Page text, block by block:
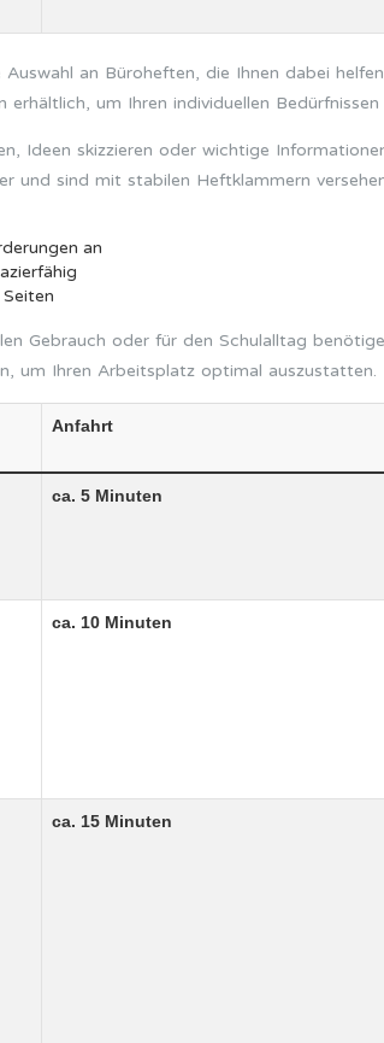
an Büroheften, die Ihnen dabei
erhältlich, um Ihren individuellen
Ideen skizzieren oder wichtige
und sind mit stabilen Heftklammern
an
Gebrauch oder für den Schulalltag
um Ihren Arbeitsplatz optimal auszustatten.
Anfahrt
ca. 5 Minuten
ca. 10 Minuten
ca. 15 Minuten